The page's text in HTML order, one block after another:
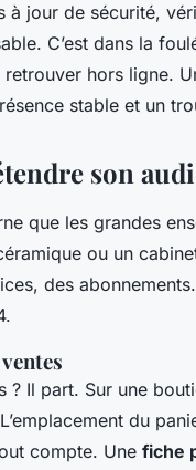
à jour de sécurité,
C’est dans la
retrouver hors ligne.
stable et un
son
que les grandes
ou un
des
Il part. Sur une
du
compte. Une fiche